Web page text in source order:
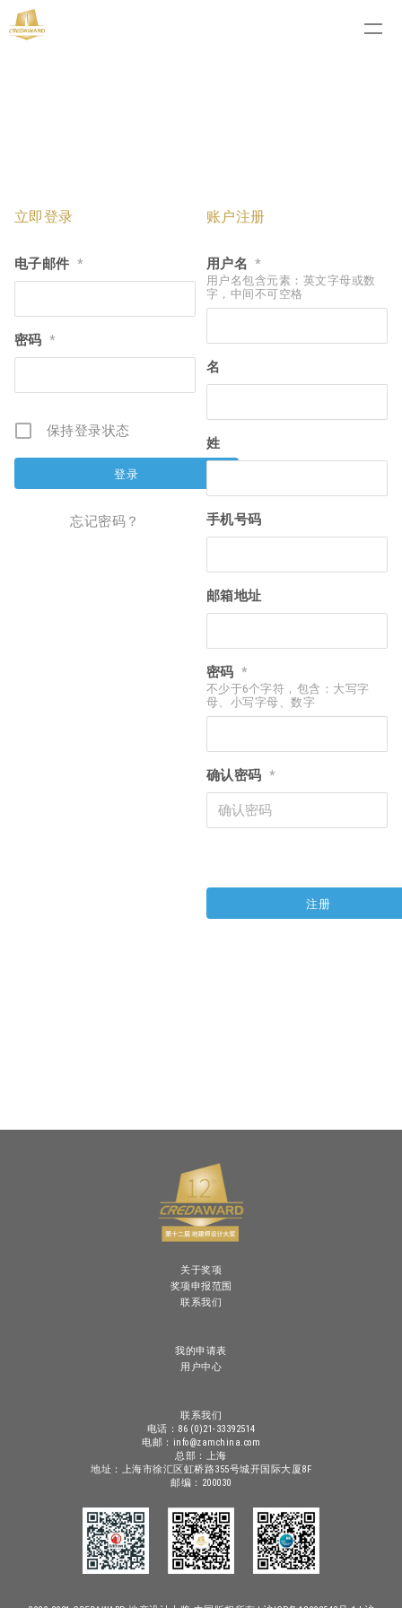
立即登录
电子邮件 *
密码 *
保持登录状态
忘记密码？
账户注册
用户名 *
用户名包含元素：英文字母或数
字，中间不可空格
名
姓
手机号码
邮箱地址
密码 *
不少于6个字符，包含：大写字
母、小写字母、数字
确认密码 *
关于奖项
奖项申报范围
联系我们
我的申请表
用户中心
联系我们
电话：86 (0)21-33392514
电邮：info@zamchina.com
总部：上海
地址：上海市徐汇区虹桥路355号城开国际大厦8F
邮编：200030